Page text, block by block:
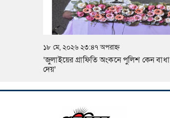
১৮ মে, ২০২৬ ২৩:৪৭ অপরাহ্ন
‘জুলাইয়ের গ্রাফিতি অংকনে পুলিশ কেন বাধা
দেয়’